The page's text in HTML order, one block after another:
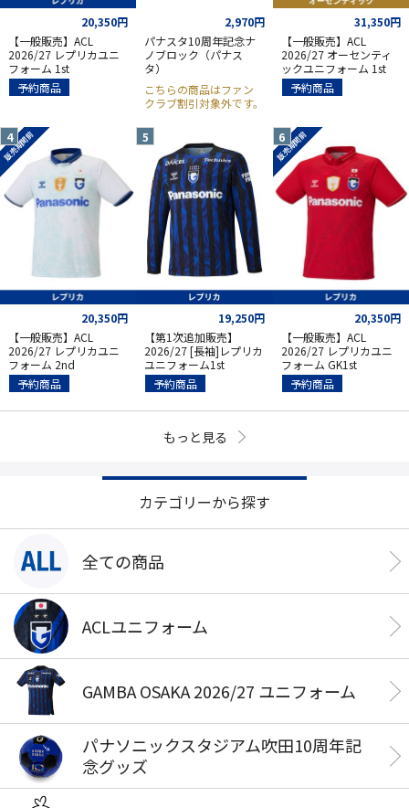
20,350円
【一般販売】ACL
2026/27 レプリカユニ
フォーム 1st
予約商品
2,970円
パナスタ10周年記念ナ
ノブロック（パナス
タ）
こちらの商品はファン
クラブ割引対象外です。
31,350円
【一般販売】ACL
2026/27 オーセンティ
ックユニフォーム 1st
予約商品
販売期間前
20,350円
【一般販売】ACL
2026/27 レプリカユニ
フォーム 2nd
予約商品
19,250円
【第1次追加販売】
2026/27 [長袖]レプリカ
ユニフォーム1st
予約商品
販売期間前
20,350円
【一般販売】ACL
2026/27 レプリカユニ
フォーム GK1st
予約商品
もっと見る
カテゴリーから探す
全ての商品
ACLユニフォーム
GAMBA OSAKA 2026/27 ユニフォーム
パナソニックスタジアム吹田10周年記
念グッズ